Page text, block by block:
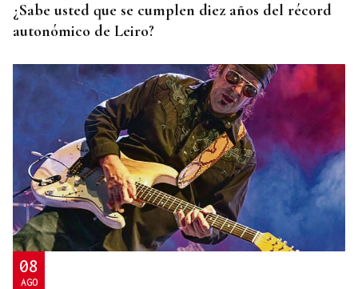
¿Sabe usted que se cumplen diez años del récord
autonómico de Leiro?
08
AGO